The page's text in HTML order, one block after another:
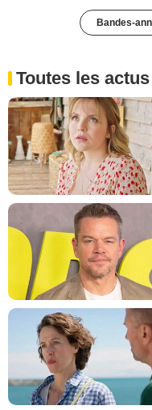
Bandes-
Toutes les